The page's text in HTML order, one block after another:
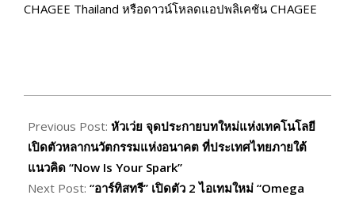
CHAGEE Thailand หรือดาวน์โหลดแอปพลิเคชัน CHAGEE
05-
13
Previous Post: หัวเว่ย จุดประกายบทใหม่แห่งเทคโนโลยี
เปิดตัวหลากนวัตกรรมแห่งอนาคต ที่ประเทศไทยภายใต้
แนวคิด “Now Is Your Spark”
Next Post: “อาร์ทิสทรี” เปิดตัว 2 ไอเทมใหม่ “Omega